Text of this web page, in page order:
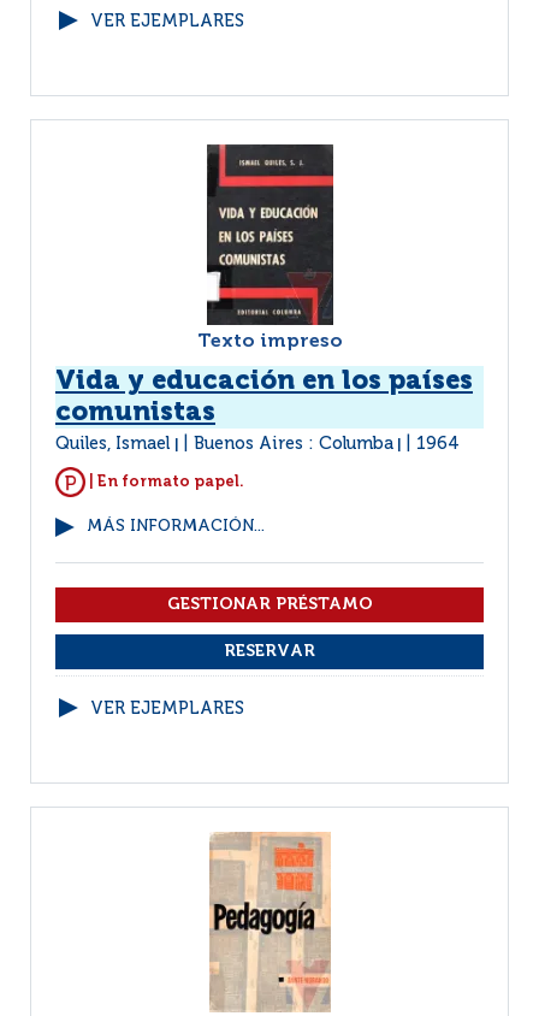
VER EJEMPLARES
Texto impreso
Vida y educación en los países
comunistas
Quiles, Ismael Buenos Aires : Columba 1964
| En formato papel.
MÁS INFORMACIÓN...
VER EJEMPLARES